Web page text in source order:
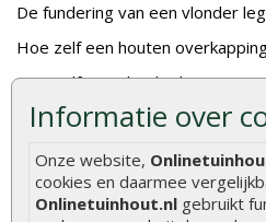
Informatie over
Onze website,
cookies en daarmee
Onlinetuinhout.nl gebruikt
De fundering van een vlonder
Hoe zelf een houten
Hoe zelf een vlonder leggen
Hoe betonpaal plaatsen
Hoe schutting plaatsen
De 9 beste tuinschermen van